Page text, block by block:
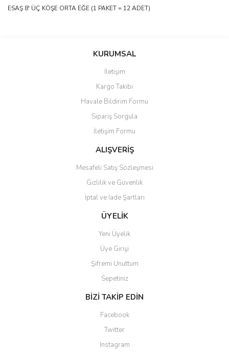
ESAŞ 8' ÜÇ KÖŞE ORTA EĞE (1 PAKET = 12 ADET)
Bu ürüne ilk yorumu siz yapın!
Ürün hakkında henüz soru sorulmamış.
Ürün resmi kalitesiz, bozuk veya görüntülenemiyor.
Ürün açıklamasında eksik bilgiler bulunuyor.
Ürün bilgilerinde hatalar bulunuyor.
Ürün fiyatı diğer sitelerden daha pahalı.
Bu ürüne benzer farklı alternatifler olmalı.
Gönder
KURUMSAL
İletişim
Kargo Takibi
Havale Bildirim Formu
Sipariş Sorgula
İletişim Formu
ALIŞVERİŞ
Mesafeli Satış Sözleşmesi
Gizlilik ve Güvenlik
İptal ve İade Şartları
ÜYELİK
Yeni Üyelik
Üye Girişi
Şifremi Unuttum
Sepetiniz
BİZİ TAKİP EDİN
Facebook
Twitter
Instagram